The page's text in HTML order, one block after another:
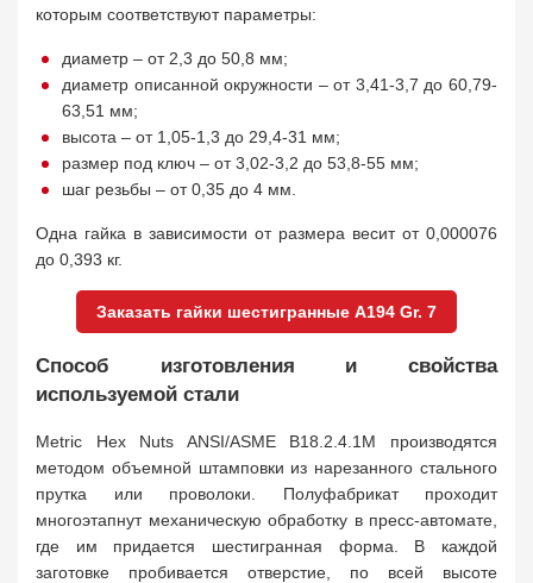
которым соответствуют параметры:
диаметр – от 2,3 до 50,8 мм;
диаметр описанной окружности – от 3,41-3,7 до 60,79-
63,51 мм;
высота – от 1,05-1,3 до 29,4-31 мм;
размер под ключ – от 3,02-3,2 до 53,8-55 мм;
шаг резьбы – от 0,35 до 4 мм.
Одна гайка в зависимости от размера весит от 0,000076
до 0,393 кг.
Заказать гайки шестигранные A194 Gr. 7
Способ изготовления и свойства
используемой стали
Metric Hex Nuts ANSI/ASME B18.2.4.1M производятся
методом объемной штамповки из нарезанного стального
прутка или проволоки. Полуфабрикат проходит
многоэтапнут механическую обработку в пресс-автомате,
где им придается шестигранная форма. В каждой
заготовке пробивается отверстие, по всей высоте